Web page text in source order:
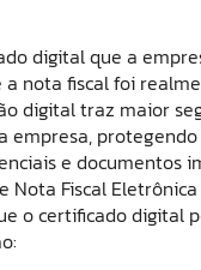
digital que a
a nota fiscal foi
digital traz maior
empresa,
e documentos
Nota Fiscal
o certificado digital